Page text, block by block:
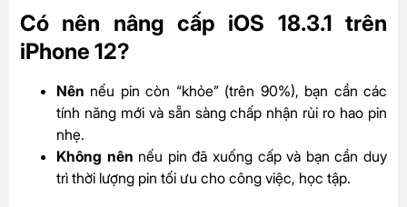
Có nên nâng cấp iOS 18.3.1 trên
iPhone 12?
Nên nếu pin còn “khỏe” (trên 90%), bạn cần các
tính năng mới và sẵn sàng chấp nhận rủi ro hao pin
nhẹ.
Không nên nếu pin đã xuống cấp và bạn cần duy
trì thời lượng pin tối ưu cho công việc, học tập.